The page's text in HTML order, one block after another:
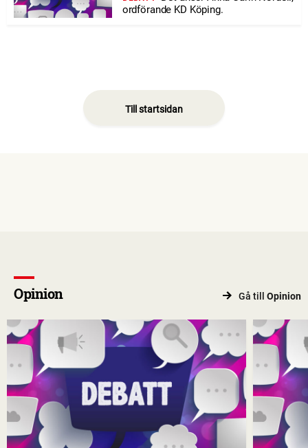
ordförande KD Köping.
Till startsidan
Opinion Gå till Opinion